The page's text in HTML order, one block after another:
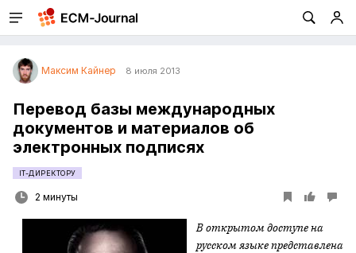
Максим Кайнер 8 июля 2013
Перевод базы международных
документов и материалов об
электронных подписях
IT-ДИРЕКТОРУ
2 минуты
В открытом доступе на
русском языке представлена